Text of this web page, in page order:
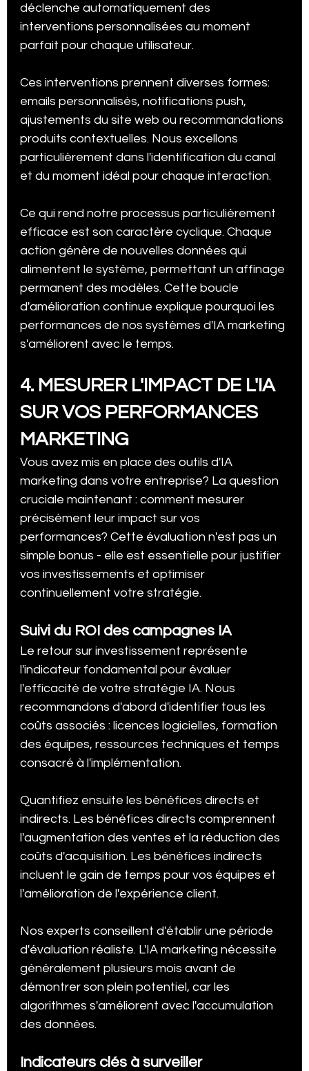
déclenche automatiquement des
interventions personnalisées au moment
parfait pour chaque utilisateur.
Ces interventions prennent diverses formes:
emails personnalisés, notifications push,
ajustements du site web ou recommandations
produits contextuelles. Nous excellons
particulièrement dans l'identification du canal
et du moment idéal pour chaque interaction.
Ce qui rend notre processus particulièrement
efficace est son caractère cyclique. Chaque
action génère de nouvelles données qui
alimentent le système, permettant un affinage
permanent des modèles. Cette boucle
d'amélioration continue explique pourquoi les
performances de nos systèmes d'IA marketing
s'améliorent avec le temps.
4. MESURER L'IMPACT DE L'IA
SUR VOS PERFORMANCES
MARKETING
Vous avez mis en place des outils d'IA
marketing dans votre entreprise? La question
cruciale maintenant : comment mesurer
précisément leur impact sur vos
performances? Cette évaluation n'est pas un
simple bonus - elle est essentielle pour justifier
vos investissements et optimiser
continuellement votre stratégie.
Suivi du ROI des campagnes IA
Le retour sur investissement représente
l'indicateur fondamental pour évaluer
l'efficacité de votre stratégie IA. Nous
recommandons d'abord d'identifier tous les
coûts associés : licences logicielles, formation
des équipes, ressources techniques et temps
consacré à l'implémentation.
Quantifiez ensuite les bénéfices directs et
indirects. Les bénéfices directs comprennent
l'augmentation des ventes et la réduction des
coûts d'acquisition. Les bénéfices indirects
incluent le gain de temps pour vos équipes et
l'amélioration de l'expérience client.
Nos experts conseillent d'établir une période
d'évaluation réaliste. L'IA marketing nécessite
généralement plusieurs mois avant de
démontrer son plein potentiel, car les
algorithmes s'améliorent avec l'accumulation
des données.
Indicateurs clés à surveiller